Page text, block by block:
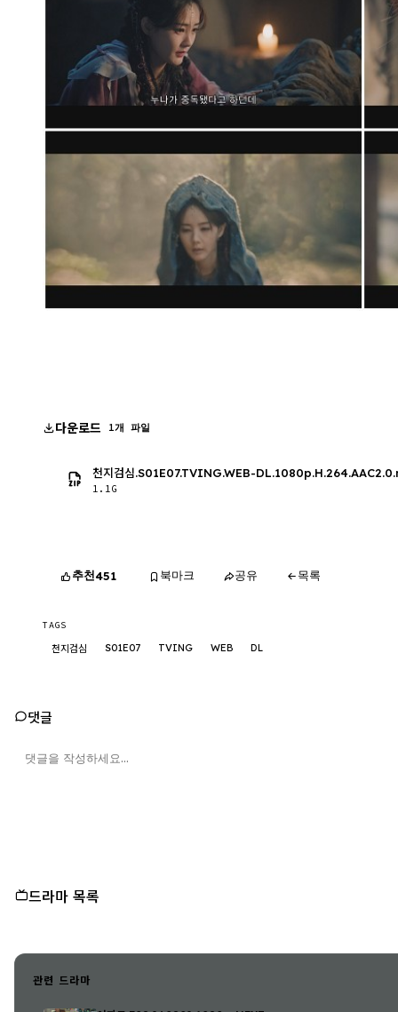
다운로드 1개 파일
천지검심.S01E07.TVING.WEB-
1.1G
추천451 북마크 공유 목록
TAGS
천지검심 S01E07 TVING WEB DL
댓글
드라마 목록
관련 드라마